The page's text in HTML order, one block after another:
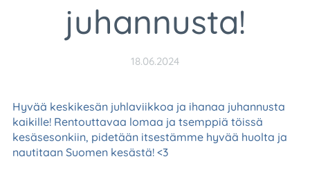
juhannusta!
18.06.2024
Hyvää keskikesän juhlaviikkoa ja ihanaa juhannusta
kaikille! Rentouttavaa lomaa ja tsemppiä töissä
kesäsesonkiin, pidetään itsestämme hyvää huolta ja
nautitaan Suomen kesästä! <3